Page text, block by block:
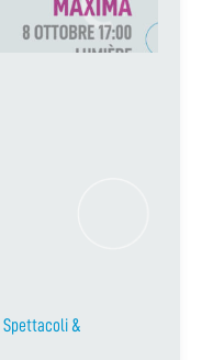
Spettacoli &